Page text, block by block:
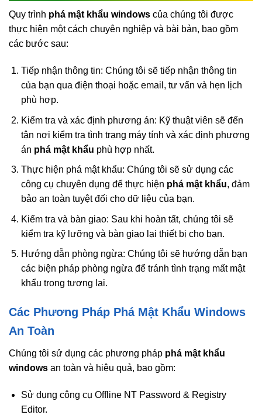
Quy trình phá mật khẩu windows của chúng tôi được
thực hiện một cách chuyên nghiệp và bài bản, bao gồm
các bước sau:
Tiếp nhận thông tin: Chúng tôi sẽ tiếp nhận thông tin
của bạn qua điện thoại hoặc email, tư vấn và hẹn lịch
phù hợp.
Kiểm tra và xác định phương án: Kỹ thuật viên sẽ đến
tận nơi kiểm tra tình trạng máy tính và xác định phương
án phá mật khẩu phù hợp nhất.
Thực hiện phá mật khẩu: Chúng tôi sẽ sử dụng các
công cụ chuyên dụng để thực hiện phá mật khẩu, đảm
bảo an toàn tuyệt đối cho dữ liệu của bạn.
Kiểm tra và bàn giao: Sau khi hoàn tất, chúng tôi sẽ
kiểm tra kỹ lưỡng và bàn giao lại thiết bị cho bạn.
Hướng dẫn phòng ngừa: Chúng tôi sẽ hướng dẫn bạn
các biện pháp phòng ngừa để tránh tình trạng mất mật
khẩu trong tương lai.
Các Phương Pháp Phá Mật Khẩu Windows
An Toàn
Chúng tôi sử dụng các phương pháp phá mật khẩu
windows an toàn và hiệu quả, bao gồm:
Sử dụng công cụ Offline NT Password & Registry
Editor.